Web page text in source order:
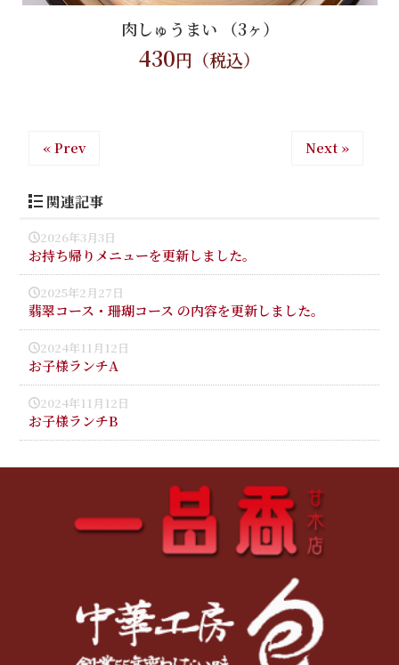
肉しゅうまい （3ヶ）
430円（税込）
« Prev Next »
関連記事
2026年3月3日
お持ち帰りメニューを更新しました。
2025年2月27日
翡翠コース・珊瑚コース の内容を更新しました。
2024年11月12日
お子様ランチA
2024年11月12日
お子様ランチB